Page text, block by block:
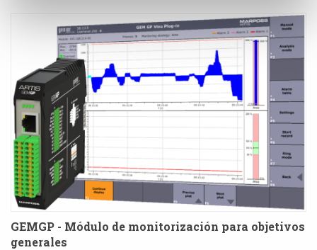
GEMGP - Módulo de monitorización para objetivos
generales